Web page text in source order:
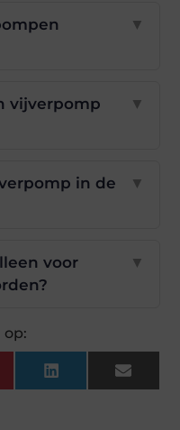
▼
vijverpomp
▼
in de
▼
voor
▼
op:
LinkedInEmail